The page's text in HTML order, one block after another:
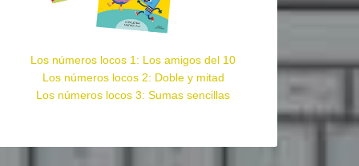
Los números locos 1: Los amigos del 10
Los números locos 2: Doble y mitad
Los números locos 3: Sumas sencillas